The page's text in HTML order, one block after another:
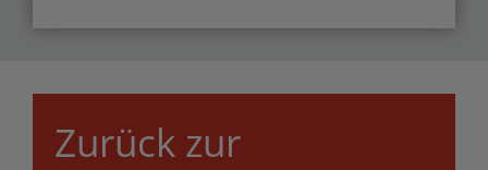
Zurück zur